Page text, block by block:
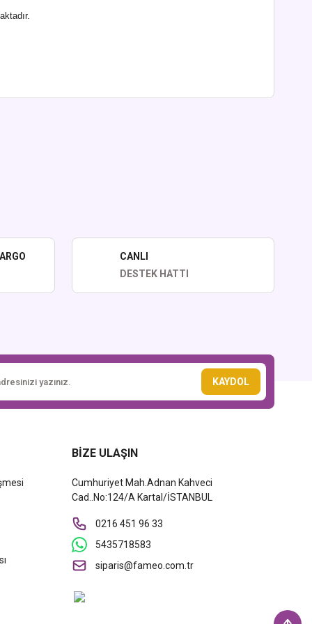
CANLI
DESTEK HATTI
KAYDOL
BİZE ULAŞIN
Cumhuriyet Mah.Adnan Kahveci
Cad..No:124/A Kartal/İSTANBUL
0216 451 96 33
5435718583
siparis@fameo.com.tr